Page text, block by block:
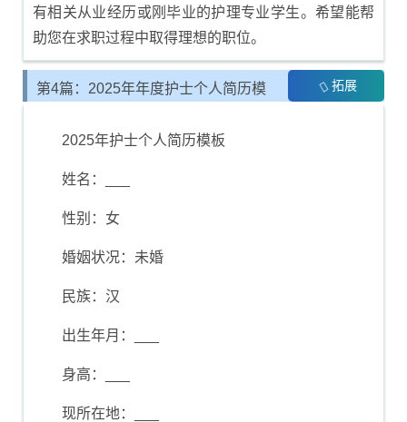
有相关从业经历或刚毕业的护理专业学生。希望能帮
助您在求职过程中取得理想的职位。
第4篇：2025年年度护士个人简历模 拓展
2025年护士个人简历模板
姓名：___
性别：女
婚姻状况：未婚
民族：汉
出生年月：___
身高：___
现所在地：___